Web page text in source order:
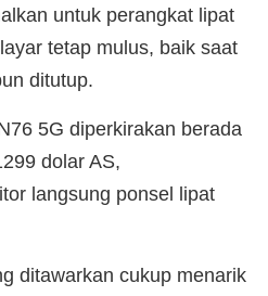
untuk perangkat lipat
tetap mulus, baik saat
ditutup.
5G diperkirakan berada
dolar AS,
langsung ponsel lipat
ditawarkan cukup menarik